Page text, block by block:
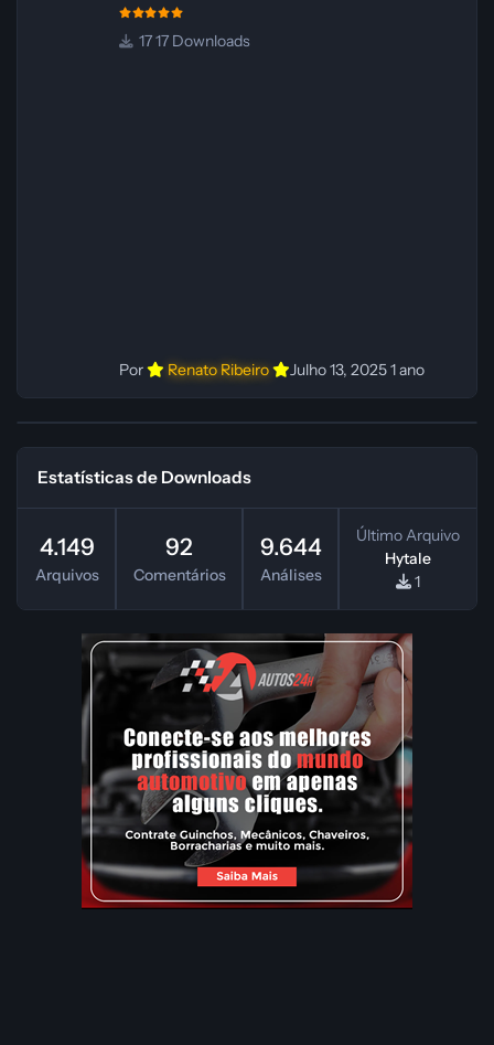
Inglês Lançamento: 26/01/2025 Tamanho: 110 MB
Créditos — Central de Traduções
17 Downloads
Por Renato Ribeiro Julho 13, 20251 ano
Estatísticas de Downloads
4.149
Arquivos
92
Comentários
9.644
Análises
Último Arquivo
Hytale
1